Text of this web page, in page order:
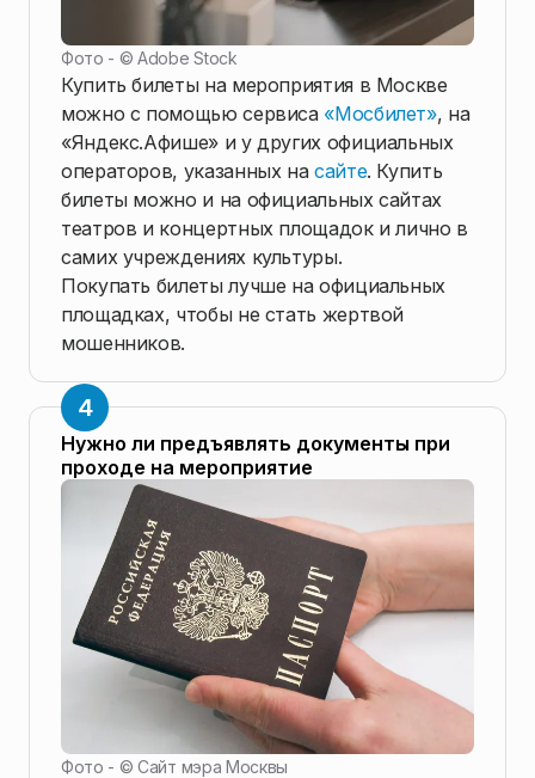
Фото - ©Adobe Stock
Купить билеты на мероприятия в Москве
можно с помощью сервиса «Мосбилет», на
«Яндекс.Афише» и у других официальных
операторов, указанных на сайте. Купить
билеты можно и на официальных сайтах
театров и концертных площадок и лично в
самих учреждениях культуры.
Покупать билеты лучше на официальных
площадках, чтобы не стать жертвой
мошенников.
Нужно ли предъявлять документы при
проходе на мероприятие
Фото - ©Сайт мэра Москвы